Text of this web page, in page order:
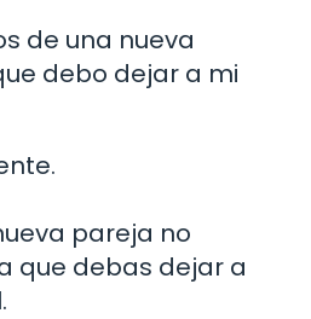
de una nueva
debo dejar a mi
pareja no
que debas dejar a